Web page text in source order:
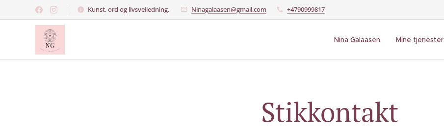
Kunst, ord og livsveiledning. Ninagalaasen@gmail.com +4790999817
Nina Galaasen Mine tjenester
Stikkontakt